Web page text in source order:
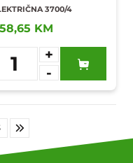
3700/4
KM
1
+
-
Dodaj u
omiljene